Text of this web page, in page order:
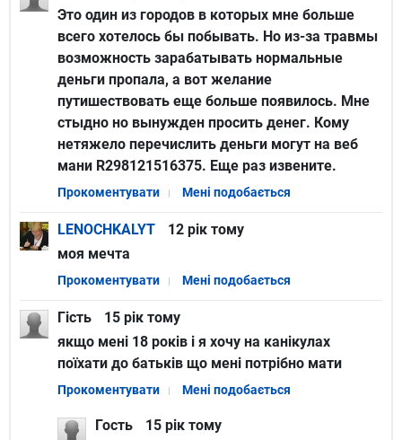
Это один из городов в которых мне больше
всего хотелось бы побывать. Но из-за травмы
возможность зарабатывать нормальные
деньги пропала, а вот желание
путишествовать еще больше появилось. Мне
стыдно но вынужден просить денег. Кому
нетяжело перечислить деньги могут на веб
мани R298121516375. Еще раз извените.
Прокоментувати Мені подобається
LENOCHKALYT
12 рiк тому
моя мечта
Прокоментувати Мені подобається
Гість
15 рiк тому
якщо мені 18 років і я хочу на канікулах
поїхати до батьків що мені потрібно мати
Прокоментувати Мені подобається
Гость
15 рiк тому